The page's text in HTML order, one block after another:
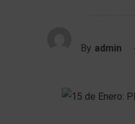
By admin